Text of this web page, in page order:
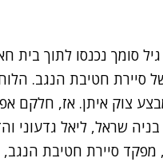
סומך נכנסו לתוך בית
צוק איתן. אז, חלקם
שראל, ליאל גדעוני
מפקד סיירת חטיבת